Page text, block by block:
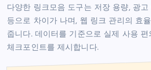
다양한 링크모음 도구는 저장 용량, 광고
등으로 차이가 나며, 웹 링크 관리의 효
줍니다. 데이터를 기준으로 실제 사용 편
체크포인트를 제시합니다.